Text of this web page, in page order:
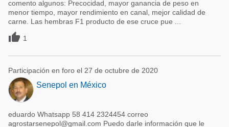
comento algunos: Precocidad, mayor ganancia de peso en
menor tiempo, mayor rendimiento en canal, mejor calidad de
carne. Las hembras F1 producto de ese cruce pue ...
 1
Participación en foro el 27 de octubre de 2020
Senepol en México
eduardo Whatsapp 58 414 2324454 correo
agrostarsenepol@gmail.com Puedo darle información que le